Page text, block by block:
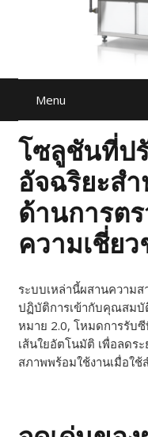
Menu
โซลูชันที่ป
อัจฉริยะส
ด้านการต
ความเชี่ย
ระบบเหล่านี้ผสานความ
ปฏิบัติการเข้ากับคุณสมบั
หมาย 2.0, โหมดการรับ
เส้นใยอัตโนมัติ เพื่อลดร
สภาพพร้อมใช้งานเมื่อใ